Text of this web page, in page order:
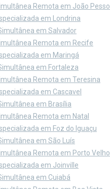
Remota em João
em Londrina
em Salvador
Remota em Recife
em Maringá
em Fortaleza
Remota em Teresina
em Cascavel
em Brasília
Remota em Natal
em Foz do Iguaçu
em São Luís
Remota em Porto Velho
em Joinville
em Cuiabá